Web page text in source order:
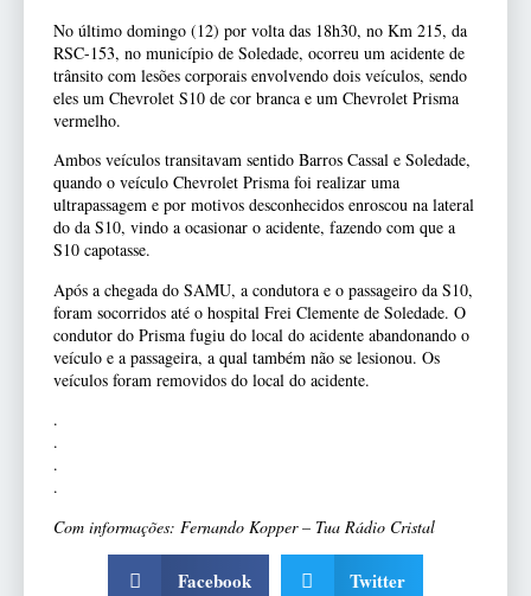
No último domingo (12) por volta das 18h30, no Km 215, da
RSC-153, no município de Soledade, ocorreu um acidente de
trânsito com lesões corporais envolvendo dois veículos, sendo
eles um Chevrolet S10 de cor branca e um Chevrolet Prisma
vermelho.
Ambos veículos transitavam sentido Barros Cassal e Soledade,
quando o veículo Chevrolet Prisma foi realizar uma
ultrapassagem e por motivos desconhecidos enroscou na lateral
do da S10, vindo a ocasionar o acidente, fazendo com que a
S10 capotasse.
Após a chegada do SAMU, a condutora e o passageiro da S10,
foram socorridos até o hospital Frei Clemente de Soledade. O
condutor do Prisma fugiu do local do acidente abandonando o
veículo e a passageira, a qual também não se lesionou. Os
veículos foram removidos do local do acidente.
.
.
.
.
Com informações: Fernando Kopper – Tua Rádio Cristal
Facebook Twitter